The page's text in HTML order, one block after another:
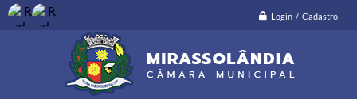
Login / Cadastro